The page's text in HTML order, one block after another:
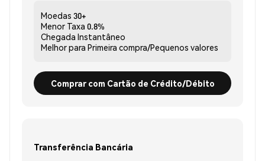
Moedas 30+
Menor Taxa 0.8%
Chegada Instantâneo
Melhor para Primeira compra/Pequenos valores
Comprar com Cartão de Crédito/Débito
Transferência Bancária